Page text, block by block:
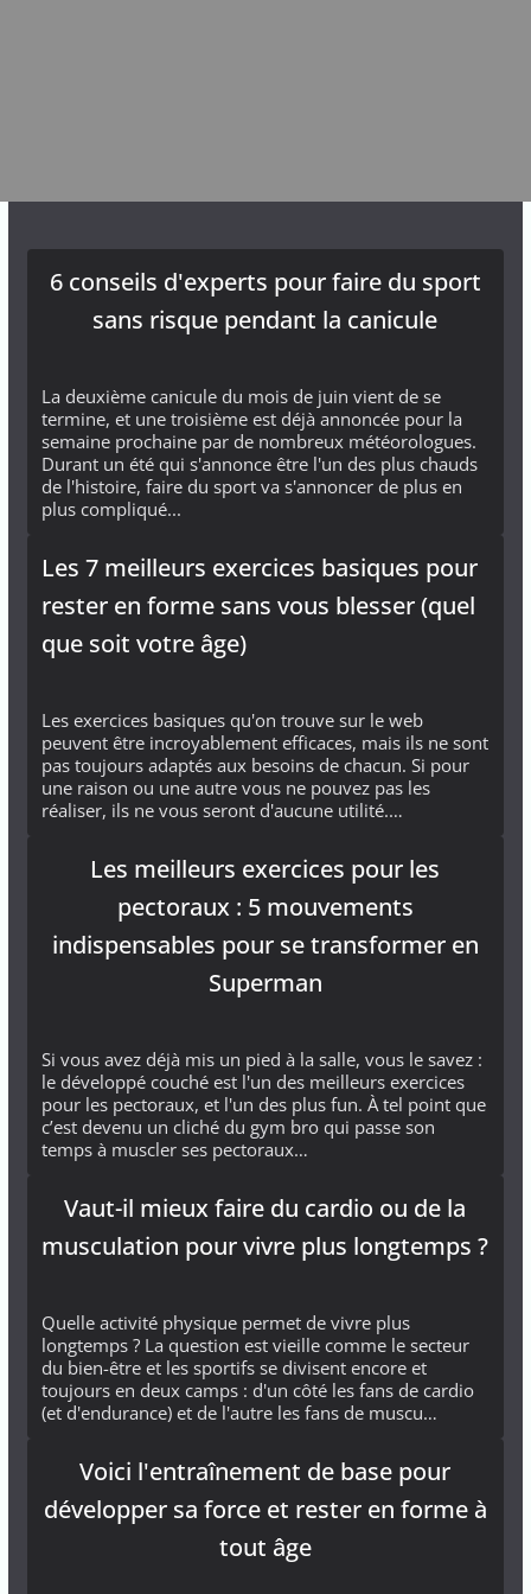
6 conseils d'experts pour faire du sport
sans risque pendant la canicule
La deuxième canicule du mois de juin vient de se
termine, et une troisième est déjà annoncée pour la
semaine prochaine par de nombreux météorologues.
Durant un été qui s'annonce être l'un des plus chauds
de l'histoire, faire du sport va s'annoncer de plus en
plus compliqué...
Les 7 meilleurs exercices basiques pour
rester en forme sans vous blesser (quel
que soit votre âge)
Les exercices basiques qu'on trouve sur le web
peuvent être incroyablement efficaces, mais ils ne sont
pas toujours adaptés aux besoins de chacun. Si pour
une raison ou une autre vous ne pouvez pas les
réaliser, ils ne vous seront d'aucune utilité.…
Les meilleurs exercices pour les
pectoraux : 5 mouvements
indispensables pour se transformer en
Superman
Si vous avez déjà mis un pied à la salle, vous le savez :
le développé couché est l'un des meilleurs exercices
pour les pectoraux, et l'un des plus fun. À tel point que
c’est devenu un cliché du gym bro qui passe son
temps à muscler ses pectoraux…
Vaut-il mieux faire du cardio ou de la
musculation pour vivre plus longtemps ?
Quelle activité physique permet de vivre plus
longtemps ? La question est vieille comme le secteur
du bien-être et les sportifs se divisent encore et
toujours en deux camps : d'un côté les fans de cardio
(et d'endurance) et de l'autre les fans de muscu…
Voici l'entraînement de base pour
développer sa force et rester en forme à
tout âge